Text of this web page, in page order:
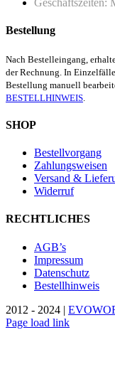
Geschäftszeiten:
Bestellung
Nach Bestelleingang,
der Rechnung. In
Bestellung manuell
BESTELLHINWEIS
SHOP
Bestellvorgang
Zahlungsweisen
Versand &
Widerruf
RECHTLICHES
AGB’s
Impressum
Datenschutz
Bestellhinweis
2012 - 2024 |
Page load link